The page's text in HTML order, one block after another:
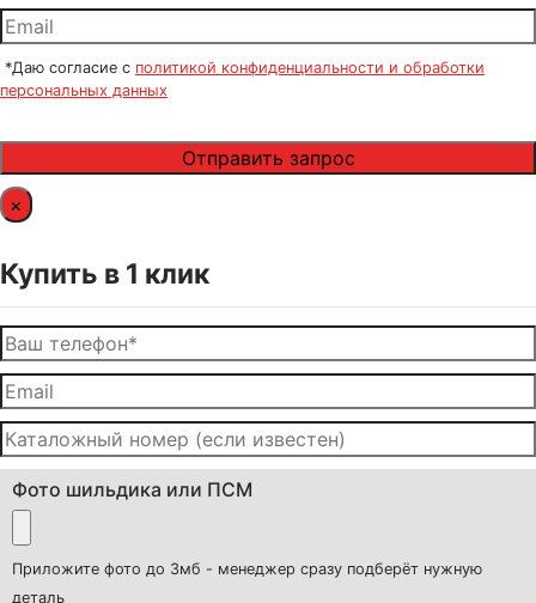
*Даю согласие с политикой конфиденциальности и обработки
персональных данных
×
Купить в 1 клик
Фото шильдика или ПСМ
Приложите фото до 3мб - менеджер сразу подберёт нужную
деталь